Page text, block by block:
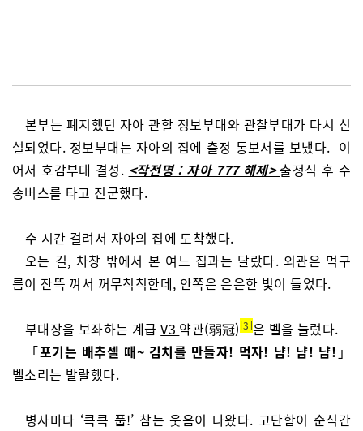
본부는 폐지했던 자아 관할 정보부대와 관찰부대가 다시 신
설되었다. 정보부대는 자아의 집에 출정 통보서를 보냈다. 이
어서 호감부대 결성. <작전명 : 자아 777 해제> 출정식 후 수
송버스를 타고 진군했다.
수 시간 걸려서 자아의 집에 도착했다.
오는 길, 차창 밖에서 본 여느 집과는 달랐다. 외관은 먹구
름이 잔뜩 껴서 꺼무칙칙한데, 안쪽은 은은한 빛이 들었다.
부대장을 보좌하는 계급V3 약관(弱冠) 3 은 벨을 눌렀다.
「포기는 배추셀 때~ 김치를 만들자! 먹자! 냠! 냠! 냠! 」
벨소리는 발랄했다.
병사마다 ‘큭큭 풉!’ 참는 웃음이 나왔다. 고단함이 순식간